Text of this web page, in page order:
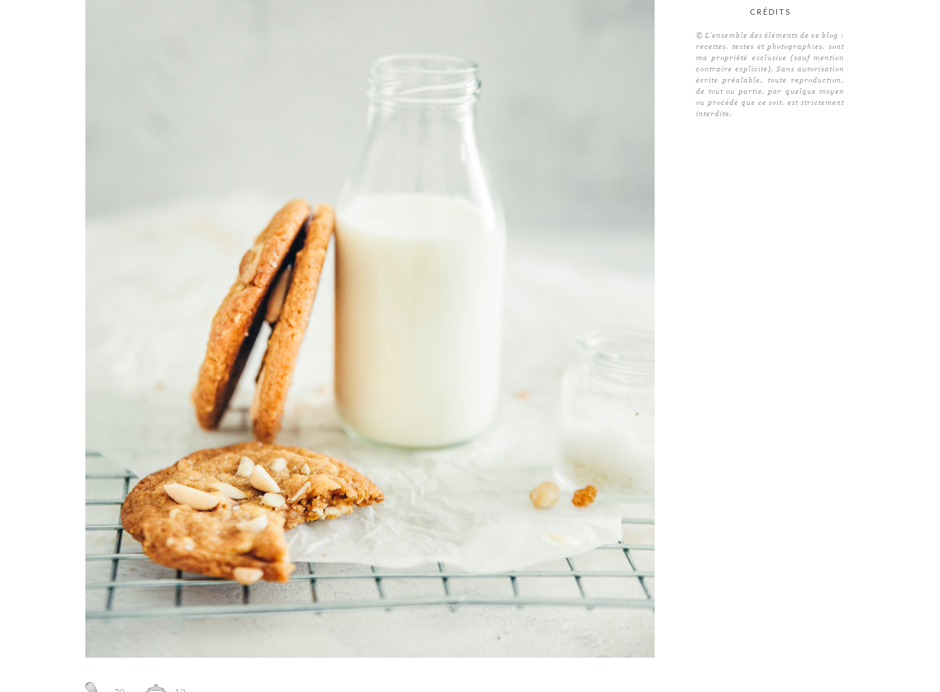
CRÉDITS
© L'ensemble des éléments de ce blog :
recettes, textes et photographies, sont
ma propriété exclusive (sauf mention
contraire explicite). Sans autorisation
écrite préalable, toute reproduction,
de tout ou partie, par quelque moyen
ou procédé que ce soit, est strictement
interdite.